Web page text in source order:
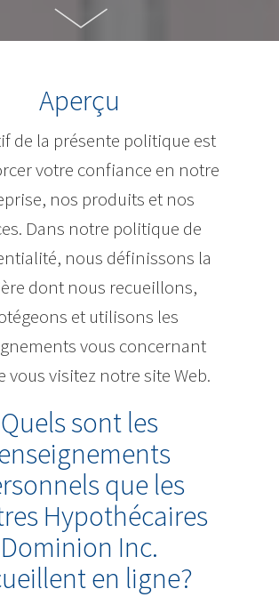
Aperçu
de la présente politique est
votre confiance en notre
nos produits et nos
Dans notre politique de
nous définissons la
dont nous recueillons,
et utilisons les
vous concernant
vous visitez notre site Web.
Quels sont les
que les
Hypothécaires
Dominion Inc.
en ligne?